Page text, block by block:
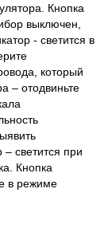
Кнопка
выключен,
- светится в
который
– отодвиньте
светится при
Кнопка
в режиме